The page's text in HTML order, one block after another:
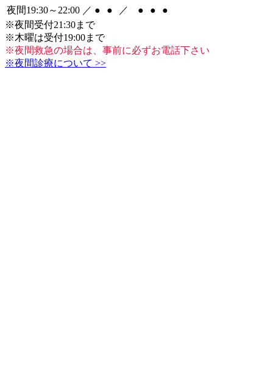
夜間19:30～22:00 ／ ● ● ／ ● ●
●
※夜間受付21:30まで
※木曜は受付19:00まで
※夜間救急の場合は、事前に必ずお電話下さい
※夜間診療について >>